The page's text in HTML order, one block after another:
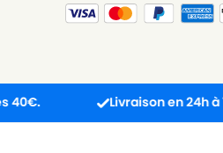
Livraison en 24h à 72h.